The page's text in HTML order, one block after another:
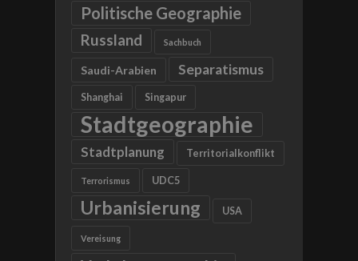
Politische Geographie
Russland Sachbuch
Saudi-Arabien Separatismus
Shanghai Singapur
Stadtgeographie
Stadtplanung Territorialkonflikt
Terrorismus UDC5
Urbanisierung USA
Vereisung